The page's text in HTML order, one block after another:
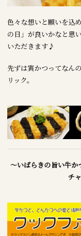
色々な想いと願いを込
の日」が良いかなと思
いただきます♪
先ずは寅かつってなん
リック。
～いばらきの旨い牛
チ